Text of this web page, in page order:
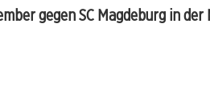
gegen SC Magdeburg in